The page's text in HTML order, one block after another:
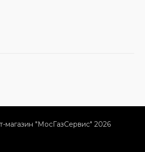
магазин "МосГазСервис" 2026